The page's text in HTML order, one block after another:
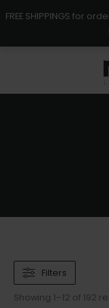
FREE SHIPPINGS for
to
Filters
Showing 1–12 of 192